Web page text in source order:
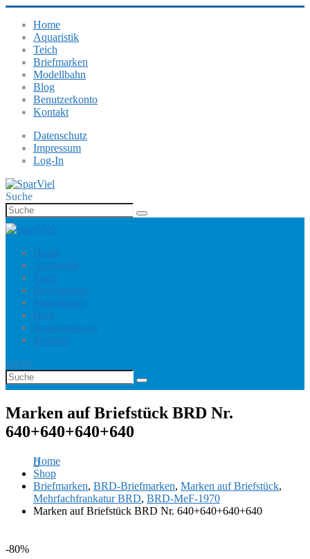
Home
Aquaristik
Teich
Briefmarken
Modellbahn
Blog
Benutzerkonto
Kontakt
Datenschutz
Impressum
Log-In
Suche
Home
Aquaristik
Teich
Briefmarken
Modellbahn
Blog
Benutzerkonto
Kontakt
Suche
Marken auf Briefstück BRD Nr.
640+640+640+640
Home
Shop
Briefmarken, BRD-Briefmarken, Marken auf Briefstück,
Mehrfachfrankatur BRD, BRD-MeF-1970
Marken auf Briefstück BRD Nr. 640+640+640+640
-80%